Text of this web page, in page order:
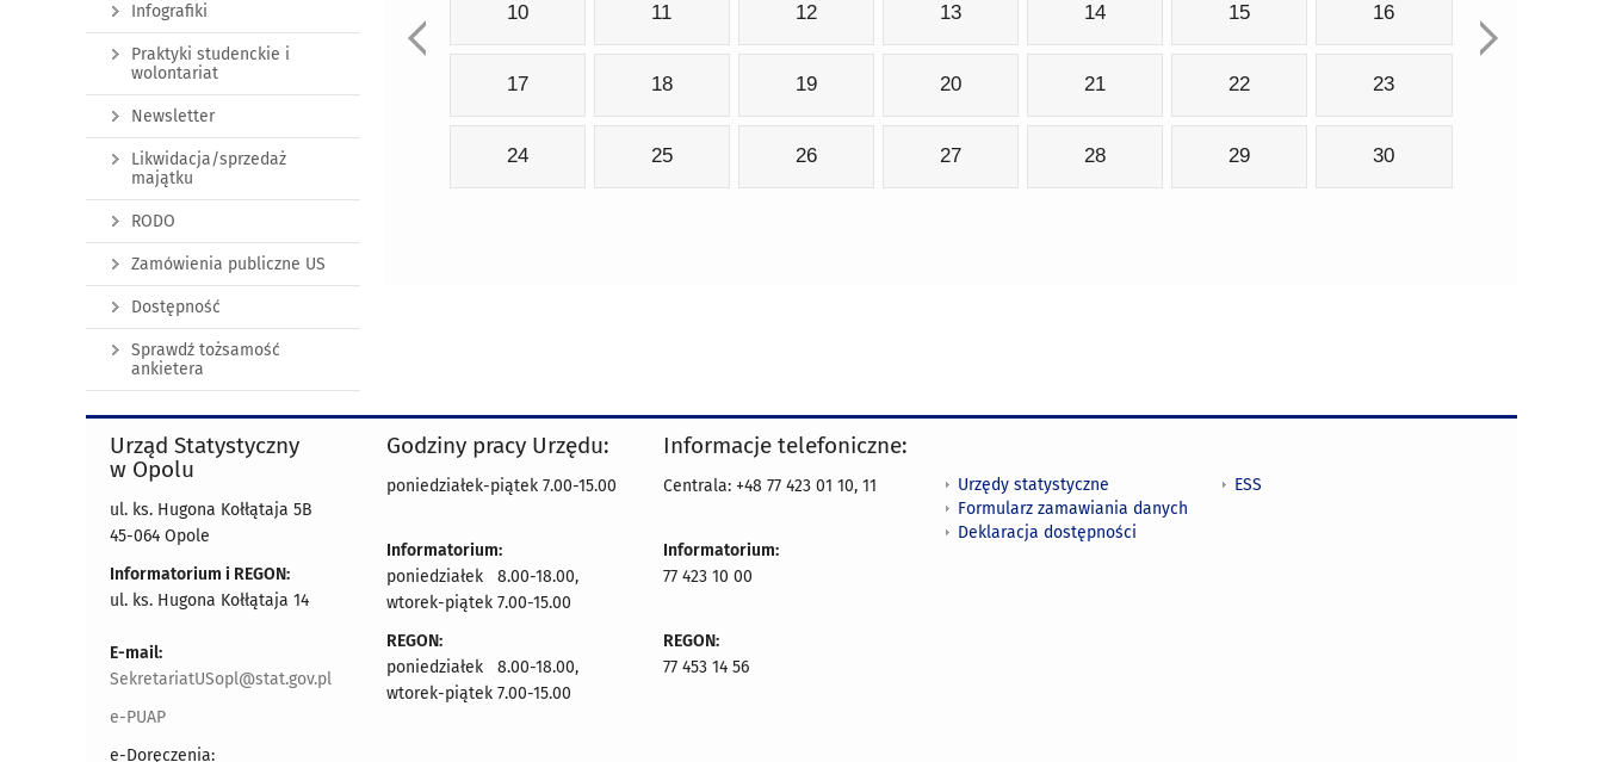
10 11 12 13 14 15 16
17 18 19 20 21 22 23
24 25 26 27 28 29 30
Infografiki
Praktyki studenckie i
wolontariat
Newsletter
Likwidacja/sprzedaż
majątku
RODO
Zamówienia publiczne US
Dostępność
Sprawdź tożsamość
ankietera
Urząd Statystyczny
w Opolu
ul. ks. Hugona Kołłątaja 5B
45-064 Opole
Informatorium i REGON:
ul. ks. Hugona Kołłątaja 14
E-mail:
SekretariatUSopl@stat.gov.pl
e-PUAP
e-Doręczenia:
Godziny pracy Urzędu:
poniedziałek-piątek 7.00-15.00
Informatorium:
poniedziałek 8.00-18.00,
wtorek-piątek 7.00-15.00
REGON:
poniedziałek 8.00-18.00,
wtorek-piątek 7.00-15.00
Informacje telefoniczne:
Centrala: +48 77 423 01 10, 11
Informatorium:
77 423 10 00
REGON:
77 453 14 56
Urzędy statystyczne
Formularz zamawiania danych
Deklaracja dostępności
ESS